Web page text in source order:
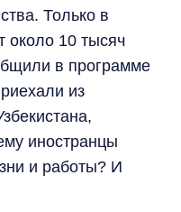
Только в
около 10 тысяч
в программе
из
иностранцы
и работы? И